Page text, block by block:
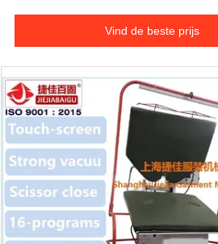
Vind de beste prijs